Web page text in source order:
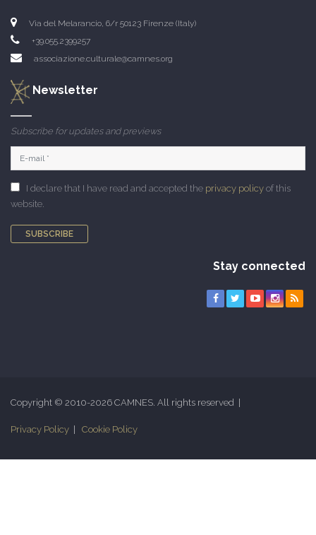
Via del Melarancio, 6/r 50123 Firenze (Italy)
+39.055.2399257
associazione.culturale@camnes.org
Newsletter
Subscribe for updates and previews
I declare that I have read and accepted the privacy policy of this
website.
SUBSCRIBE
Stay connected
Copyright © 2010-2026 CAMNES. All rights reserved |
Privacy Policy Cookie Policy